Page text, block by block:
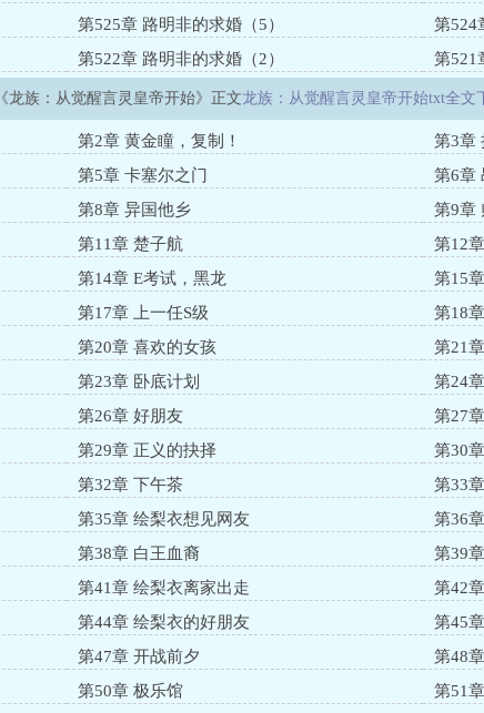
第525章 路明非的求婚（5）
第524
第522章 路明非的求婚（2） 第521
《龙族：从觉醒言灵皇帝开始》正文龙族：从觉醒言灵皇帝开始txt全文
第2章 黄金瞳，复制！
第3章
第5章 卡塞尔之门
第6章
第8章 异国他乡
第9章
第11章 楚子航
第12
第14章 E考试，黑龙
第15
第17章 上一任S级
第18
第20章 喜欢的女孩
第21
第23章 卧底计划
第24
第26章 好朋友
第27
第29章 正义的抉择
第30
第32章 下午茶
第33
第35章 绘梨衣想见网友
第36
第38章 白王血裔
第39
第41章 绘梨衣离家出走
第42
第44章 绘梨衣的好朋友
第45
第47章 开战前夕
第48
第50章 极乐馆
第51